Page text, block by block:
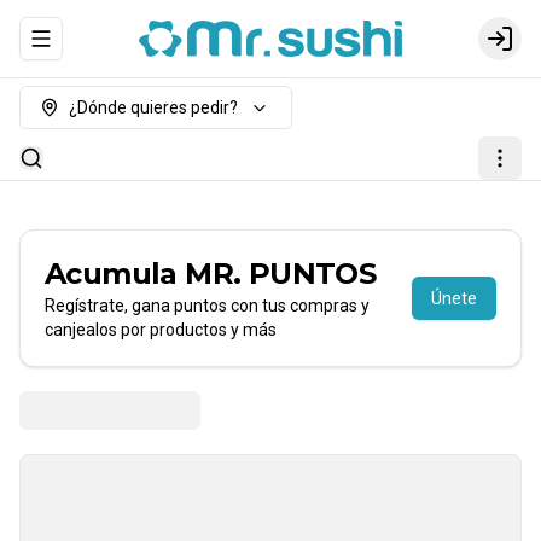
Abrir menu de navegación Login
¿Dónde quieres pedir?
Acumula MR. PUNTOS
Regístrate, gana puntos con tus compras y
canjealos por productos y más
Únete